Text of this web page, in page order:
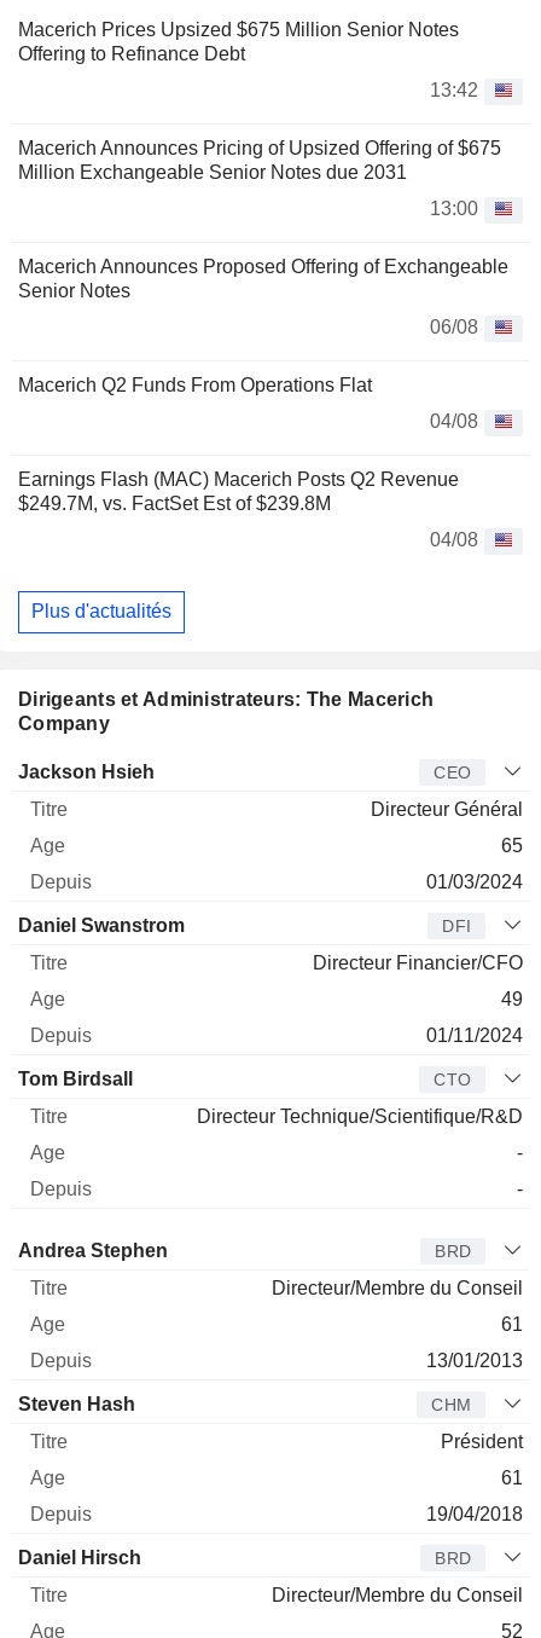
Macerich Prices Upsized $675 Million Senior Notes
Offering to Refinance Debt
13:42
Macerich Announces Pricing of Upsized Offering of $675
Million Exchangeable Senior Notes due 2031
13:00
Macerich Announces Proposed Offering of Exchangeable
Senior Notes
06/08
Macerich Q2 Funds From Operations Flat
04/08
Earnings Flash (MAC) Macerich Posts Q2 Revenue
$249.7M, vs. FactSet Est of $239.8M
04/08
Plus d'actualités
Dirigeants et Administrateurs: The Macerich
Company
Dirigeant Titre
Jackson Hsieh CEO
Directeur Général
65
01/03/2024
Daniel Swanstrom DFI
Directeur Financier/CFO
49
01/11/2024
Tom Birdsall CTO
Directeur Technique/Scientifique/R&D
-
-
Administrateur Titre
Andrea Stephen BRD
Directeur/Membre du Conseil
61
13/01/2013
Steven Hash CHM
Président
61
19/04/2018
Daniel Hirsch BRD
Directeur/Membre du Conseil
52